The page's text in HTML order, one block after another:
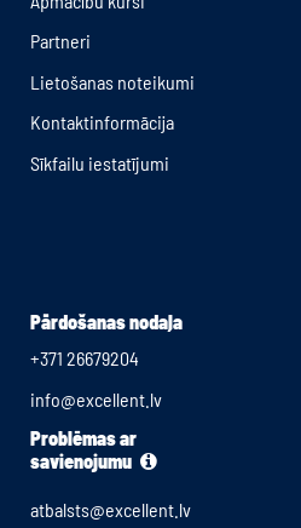
Partneri
Lietošanas noteikumi
Kontaktinformācija
Sīkfailu iestatījumi
Pārdošanas nodaļa
+371 26679204
info@excellent.lv
Problēmas ar
savienojumu
atbalsts@excellent.lv